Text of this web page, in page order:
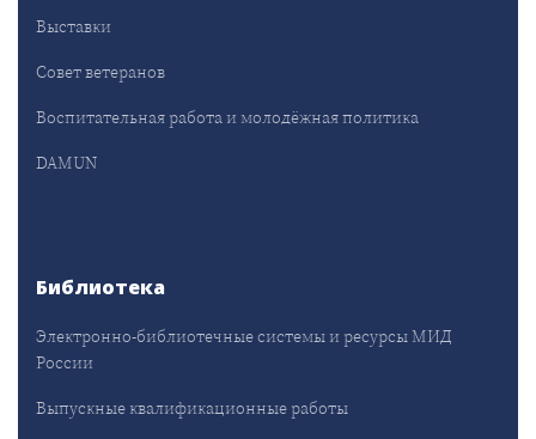
Выставки
Совет ветеранов
Воспитательная работа и молодёжная политика
DAMUN
Библиотека
Электронно-библиотечные системы и ресурсы МИД
России
Выпускные квалификационные работы